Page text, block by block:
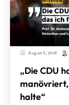
August 6, 2026
„Die CDU
halte“